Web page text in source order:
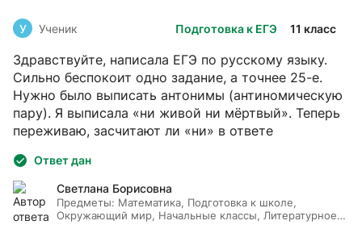
Подготовка к ЕГЭ 11 класс
У Ученик
Здравствуйте, написала ЕГЭ по русскому языку.
Сильно беспокоит одно задание, а точнее 25-е.
Нужно было выписать антонимы (антиномическую
пару). Я выписала «ни живой ни мёртвый». Теперь
переживаю, засчитают ли «ни» в ответе
Ответ дан
Светлана Борисовна
Предметы: Математика, Подготовка к школе,
Окружающий мир, Начальные классы, Литературное